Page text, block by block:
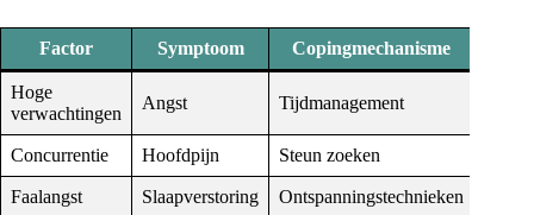
Factor Symptoom Copingmechanisme
Hoge
verwachtingen
Angst Tijdmanagement
Concurrentie Hoofdpijn Steun zoeken
Faalangst Slaapverstoring
Ontspanningstechnieken